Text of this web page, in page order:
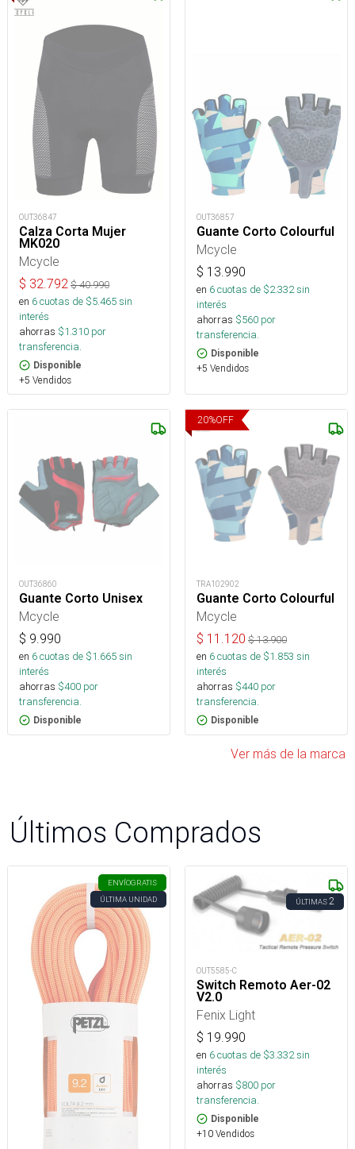
OUT36847
Calza Corta Mujer
MK020
Mcycle
$ 32.792 $40.990
en 6cuotas de $5.465sin
interés
ahorras $1.310 por
transferencia.
Disponible
+5 Vendidos
OUT36857
Guante Corto Colourful
Mcycle
$ 13.990
en 6cuotas de $2.332sin
interés
ahorras $560 por
transferencia.
Disponible
+5 Vendidos
OUT36860
Guante Corto Unisex
Mcycle
$ 9.990
en 6cuotas de $1.665sin
interés
ahorras $400 por
transferencia.
Disponible
20%OFF
TRA102902
Guante Corto Colourful
Mcycle
$ 11.120 $13.900
en 6cuotas de $1.853 sin
interés
ahorras $440 por
transferencia.
Disponible
Ver más de la marca
Últimos Comprados
ENVÍOGRATIS
ÚLTIMA UNIDAD
ÚLTIMAS2
OUT5585-C
Switch Remoto Aer-02
V2.0
Fenix Light
$ 19.990
en 6cuotas de $3.332sin
interés
ahorras $800 por
transferencia.
Disponible
+10 Vendidos